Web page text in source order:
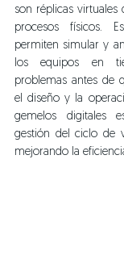
son réplicas virtuales
procesos físicos.
permiten simular y
los equipos en
problemas antes de
el diseño y la
gemelos digitales
gestión del ciclo de
mejorando la